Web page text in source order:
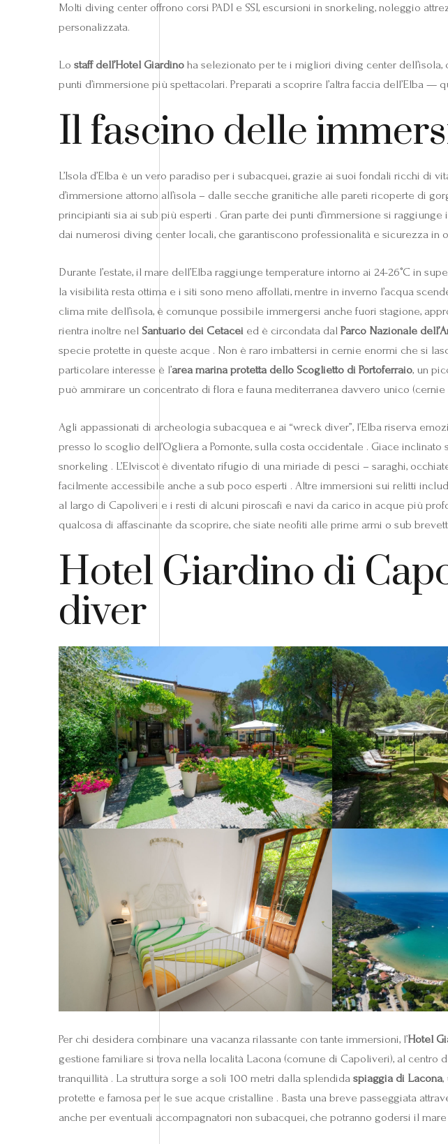
Molti diving center offrono corsi PADI e SSI, escursioni in snorkeling, noleggio
personalizzata.
Lo staff dell’Hotel Giardino ha selezionato per te i migliori diving center
punti d’immersione più spettacolari. Preparati a scoprire l’altra faccia dell’Elba
Il fascino delle
L’Isola d’Elba è un vero paradiso per i subacquei, grazie ai suoi fondali ricchi di
d’immersione attorno all’isola – dalle secche granitiche alle pareti ricoperte di
principianti sia ai sub più esperti . Gran parte dei punti d’immersione si
dai numerosi diving center locali, che garantiscono professionalità e sicurezza in
Durante l’estate, il mare dell’Elba raggiunge temperature intorno ai 24-26°C in
la visibilità resta ottima e i siti sono meno affollati, mentre in inverno l’acqua
clima mite dell’isola, è comunque possibile immergersi anche fuori stagione,
rientra inoltre nel Santuario dei Cetacei ed è circondata dal Parco Nazionale
specie protette in queste acque . Non è raro imbattersi in cernie enormi che si
particolare interesse è l’area marina protetta dello Scoglietto di Portoferraio, un
può ammirare un concentrato di flora e fauna mediterranea davvero unico
Agli appassionati di archeologia subacquea e ai “wreck diver”, l’Elba riserva
presso lo scoglio dell’Ogliera a Pomonte, sulla costa occidentale . Giace
snorkeling . L’Elviscot è diventato rifugio di una miriade di pesci – saraghi,
facilmente accessibile anche a sub poco esperti . Altre immersioni sui relitti
al largo di Capoliveri e i resti di alcuni piroscafi e navi da carico in acque più
qualcosa di affascinante da scoprire, che siate neofiti alle prime armi o sub
Hotel Giardino di
diver
Per chi desidera combinare una vacanza rilassante con tante immersioni, l’Hotel
gestione familiare si trova nella località Lacona (comune di Capoliveri), al
tranquillità . La struttura sorge a soli 100 metri dalla splendida spiaggia di Lacona,
protette e famosa per le sue acque cristalline . Basta una breve passeggiata
anche per eventuali accompagnatori non subacquei, che potranno godersi il